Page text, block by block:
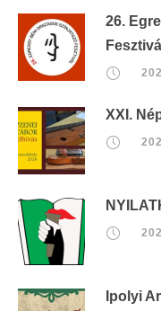
26.
Fesztivál
XXI.
Ipolyi